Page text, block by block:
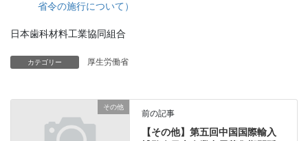
省令の施行について）
日本歯科材料工業協同組合
カテゴリー 厚生労働省
その他
前の記事
【その他】第五回中国国際輸入